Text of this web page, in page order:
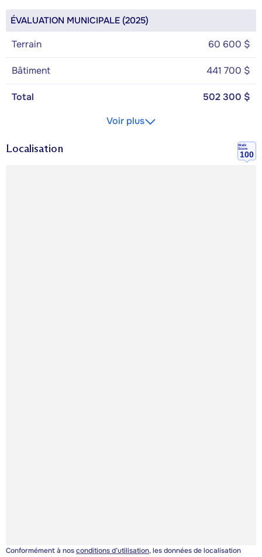
ÉVALUATION MUNICIPALE (2025)
Terrain 60 600 $
Bâtiment 441 700 $
Total
502 300 $
Voir plus
Localisation
Walk
Score
100
Conformément à nosconditions d’utilisation, les données de localisation